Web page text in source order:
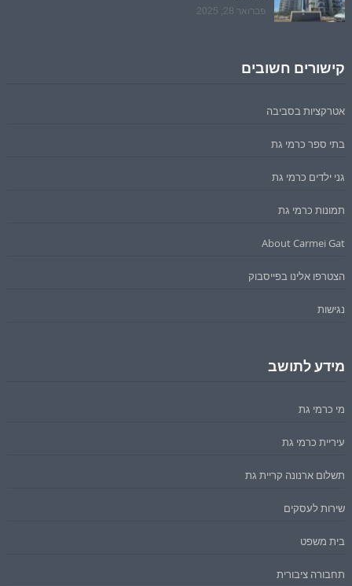
פברואר 28, 2025
קישורים חשובים
אטרקציות בסביבה
בתי ספר כרמי גת
גני ילדים כרמי גת
תמונות כרמי גת
About Carmei Gat
הצטרפו אלינו בפייסבוק
נגישות
מידע לתושב
מי כרמי גת
עיריית כרמי גת
תשלום ארנונה קריית גת
שירות לעסקים
בית משפט
תחבורה ציבורית